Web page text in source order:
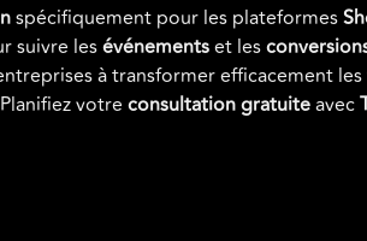
spécifiquement pour les plateformes
suivre lesévénementset les
à transformer efficacement les
votre consultation gratuiteavec